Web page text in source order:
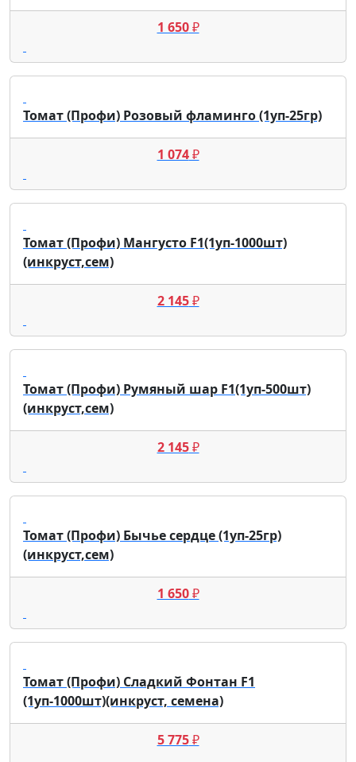
1 650₽
Томат (Профи) Розовый фламинго (1уп-25гр)
1 074₽
Томат (Профи) Мангусто F1(1уп-1000шт)
(инкруст,сем)
2 145₽
Томат (Профи) Румяный шар F1(1уп-500шт)
(инкруст,сем)
2 145₽
Томат (Профи) Бычье сердце (1уп-25гр)
(инкруст,сем)
1 650₽
Томат (Профи) Сладкий Фонтан F1
(1уп-1000шт)(инкруст, семена)
5 775₽